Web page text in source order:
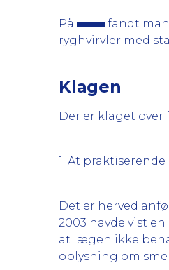
På
fandt
ryghvirvler med
Klagen
Der er klaget over
1. At
Det er herved
2003 havde vist
at lægen ikke
oplysning om